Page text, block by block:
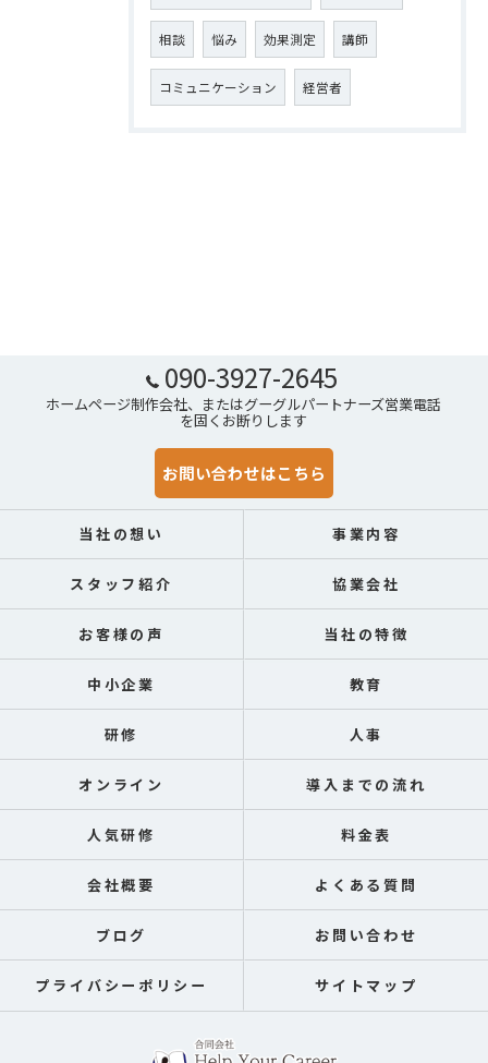
相談 悩み 効果測定 講師
コミュニケーション 経営者
090-3927-2645
ホームページ制作会社、またはグーグルパートナーズ営業電話
を固くお断りします
お問い合わせはこちら
当社の想い 事業内容
スタッフ紹介 協業会社
お客様の声 当社の特徴
中小企業 教育
研修 人事
オンライン 導入までの流れ
人気研修 料金表
会社概要 よくある質問
ブログ お問い合わせ
プライバシーポリシー サイトマップ